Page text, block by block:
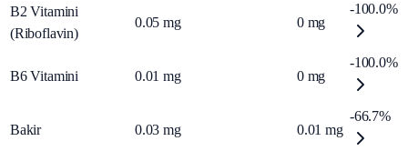
B2 Vitamini
(Riboflavin)
0.05 mg 0 mg
-100.0%
B6 Vitamini 0.01 mg 0 mg
-100.0%
Bakir 0.03 mg 0.01 mg
-66.7%